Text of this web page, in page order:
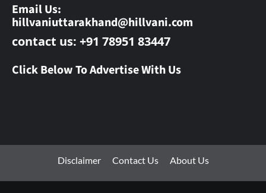
Email Us:
hillvaniuttarakhand@hillvani.com
contact us: +91 78951 83447
Click Below To Advertise With Us
Disclaimer Contact Us About Us